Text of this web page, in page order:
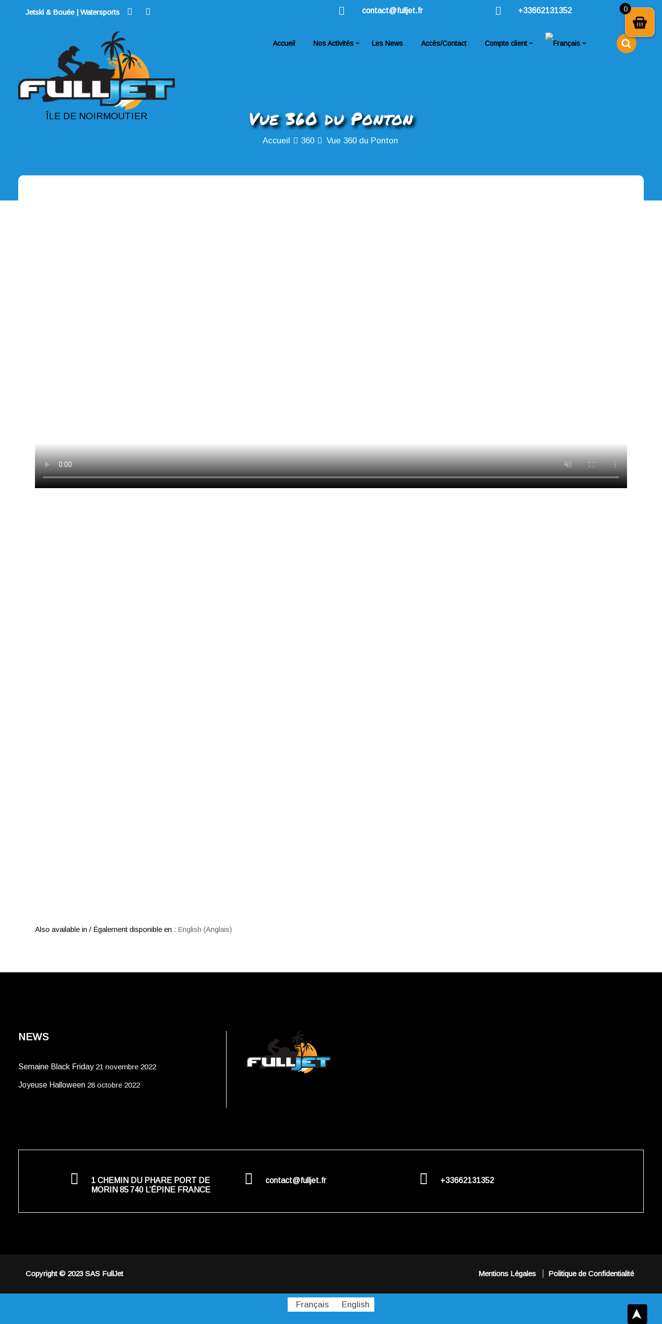
Jetski & Bouée | Watersports contact@fulljet.fr +33662131352
ÎLE DE NOIRMOUTIER
Accueil Nos Activités Les News Accès/Contact Compte client
Vue 360 du Ponton
Accueil 360 Vue 360 du Ponton
Also available in / Également disponible en : English (Anglais)
NEWS
Semaine Black Friday 21 novembre 2022
Joyeuse Halloween 28 octobre 2022
1 CHEMIN DU PHARE PORT DE
MORIN 85 740 L’ÉPINE FRANCE
contact@fulljet.fr +33662131352
Copyright © 2023 SAS FullJet Mentions Légales Politique de Confidentialité
0
Français English
➤